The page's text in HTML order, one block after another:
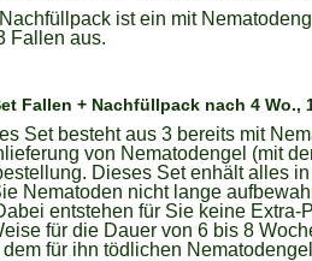
ist ein mit
Fallen aus.
Fallen + Nachfüllpack nach 4 Wo.,
Set besteht aus 3 bereits mit
von Nematodengel (mit
Dieses Set enhält alles
Nematoden nicht lange
entstehen für Sie keine
für die Dauer von 6 bis 8
für ihn tödlichen